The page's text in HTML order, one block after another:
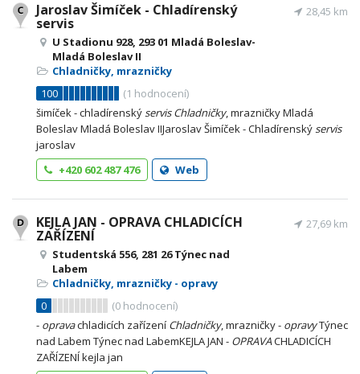
Jaroslav Šimíček - Chladírenský
servis
U Stadionu 928, 293 01 Mladá Boleslav-
Mladá Boleslav II
Chladničky, mrazničky
100
(1 hodnocení)
28,45 km
šimíček - chladírenskýservis Chladničky, mrazničky Mladá
Boleslav Mladá Boleslav IIJaroslav Šimíček - Chladírenskýservis
jaroslav
+420 602 487 476
Web
KEJLA JAN - OPRAVA CHLADICÍCH
ZAŘÍZENÍ
Studentská 556, 281 26 Týnec nad
Labem
Chladničky, mrazničky - opravy
0
(0 hodnocení)
27,69 km
- opravachladicích zařízení Chladničky, mrazničky - opravyTýnec
nad Labem Týnec nad LabemKEJLA JAN - OPRAVACHLADICÍCH
ZAŘÍZENÍ kejla jan